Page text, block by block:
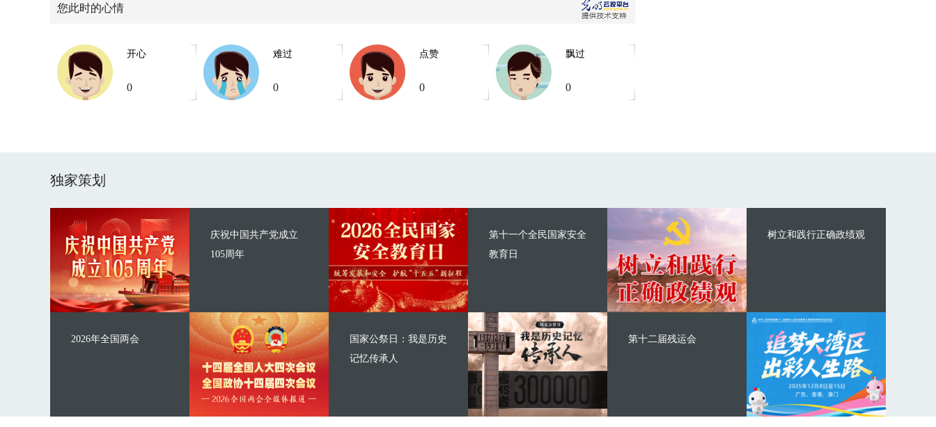
您此时的心情
开心
0
难过
0
点赞
0
飘过
0
独家策划
庆祝中国共产党成立
105周年
2026年全国两会
第十一个全民国家安全
教育日
国家公祭日：我是历史
记忆传承人
树立和践行正确政绩观
第十二届残运会